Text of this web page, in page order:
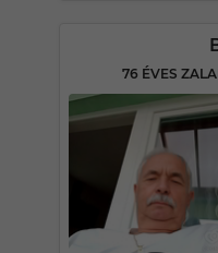
76 ÉVES